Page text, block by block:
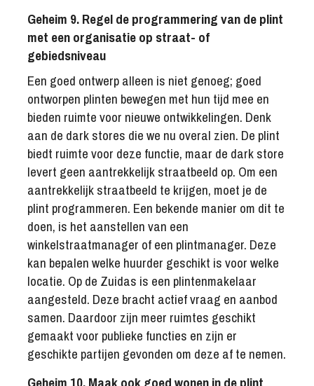
Geheim 9. Regel de programmering van de plint
met een organisatie op straat- of
gebiedsniveau
Een goed ontwerp alleen is niet genoeg; goed
ontworpen plinten bewegen met hun tijd mee en
bieden ruimte voor nieuwe ontwikkelingen. Denk
aan de dark stores die we nu overal zien. De plint
biedt ruimte voor deze functie, maar de dark store
levert geen aantrekkelijk straatbeeld op. Om een
aantrekkelijk straatbeeld te krijgen, moet je de
plint programmeren. Een bekende manier om dit te
doen, is het aanstellen van een
winkelstraatmanager of een plintmanager. Deze
kan bepalen welke huurder geschikt is voor welke
locatie. Op de Zuidas is een plintenmakelaar
aangesteld. Deze bracht actief vraag en aanbod
samen. Daardoor zijn meer ruimtes geschikt
gemaakt voor publieke functies en zijn er
geschikte partijen gevonden om deze af te nemen.